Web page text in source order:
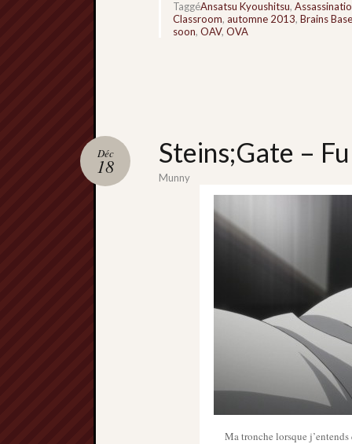
TaggéAnsatsu Kyoushitsu,
Classroom, automne 2013, Brains Base
soon, OAV, OVA
Steins;Gate –
Déc
18 Munny
Ma tronche lorsque j’entends